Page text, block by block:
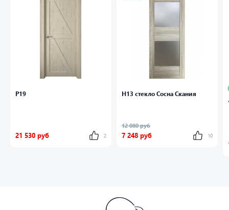
P19
21 530 руб 2
Н13 стекло Сосна Скания
12 080 руб
7 248 руб 10